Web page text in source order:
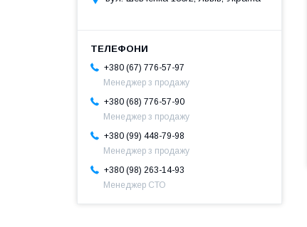
+380 (67) 776-57-97
Менеджер з продажу
+380 (68) 776-57-90
Менеджер з продажу
+380 (99) 448-79-98
Менеджер з продажу
+380 (98) 263-14-93
Менеджер СТО